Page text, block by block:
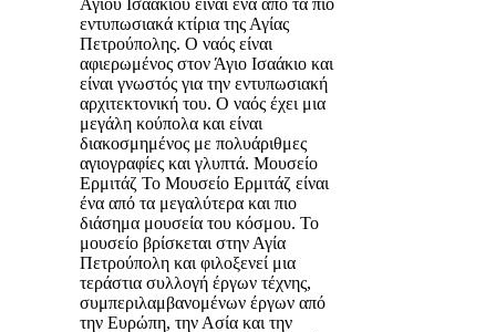
εντυπωσιακά κτίρια της Αγίας
Πετρούπολης. Ο ναός είναι
αφιερωμένος στον Άγιο Ισαάκιο και
είναι γνωστός για την εντυπωσιακή
αρχιτεκτονική του. Ο ναός έχει μια
μεγάλη κούπολα και είναι
διακοσμημένος με πολυάριθμες
αγιογραφίες και γλυπτά. Μουσείο
Ερμιτάζ Το Μουσείο Ερμιτάζ είναι
ένα από τα μεγαλύτερα και πιο
διάσημα μουσεία του κόσμου. Το
μουσείο βρίσκεται στην Αγία
Πετρούπολη και φιλοξενεί μια
τεράστια συλλογή έργων τέχνης,
συμπεριλαμβανομένων έργων από
την Ευρώπη, την Ασία και την